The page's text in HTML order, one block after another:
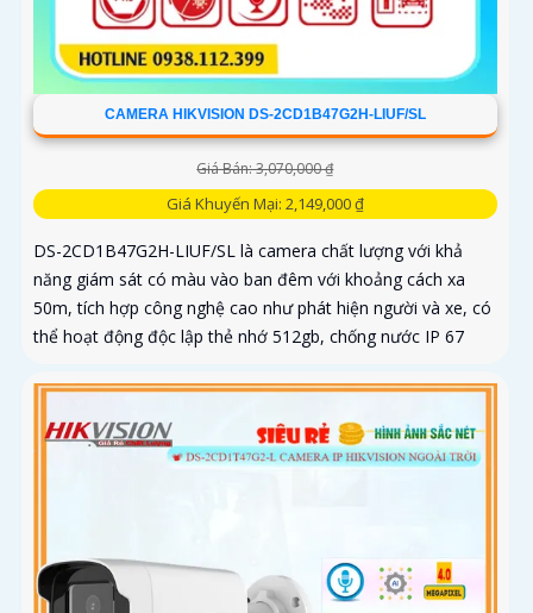
CAMERA HIKVISION DS-2CD1B47G2H-LIUF/SL
Giá Bán: 3,070,000 ₫
Giá Khuyến Mại: 2,149,000 ₫
DS-2CD1B47G2H-LIUF/SL là camera chất lượng với khả
năng giám sát có màu vào ban đêm với khoảng cách xa
50m, tích hợp công nghệ cao như phát hiện người và xe, có
thể hoạt động độc lập thẻ nhớ 512gb, chống nước IP 67